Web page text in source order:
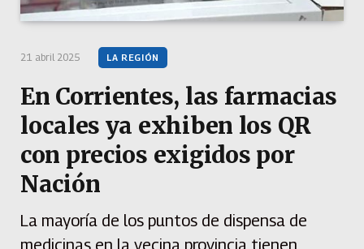
21 abril 2025 LA REGIÓN
En Corrientes, las farmacias
locales ya exhiben los QR
con precios exigidos por
Nación
La mayoría de los puntos de dispensa de